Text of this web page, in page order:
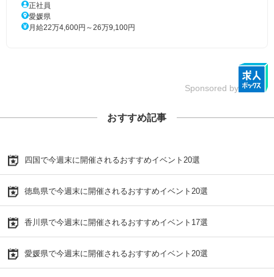
正社員
愛媛県
月給22万4,600円～26万9,100円
Sponsored by
おすすめ記事
四国で今週末に開催されるおすすめイベント20選
徳島県で今週末に開催されるおすすめイベント20選
香川県で今週末に開催されるおすすめイベント17選
愛媛県で今週末に開催されるおすすめイベント20選